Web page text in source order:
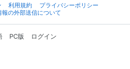
利用規約
プライバシーポリシー
報の外部送信について
PC版 ログイン